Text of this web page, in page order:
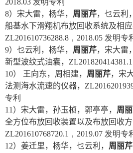
2018.03 发明专利
8）宋大雷，杨华， 周丽芹，乜云利
船基水下滑翔机布放回收系统及相应
ZL201610736288.8 ， 2018.05 发明专
9）乜云利，杨华， 周丽芹，宋大雷
新型波纹式油囊， ZL201820414381.1
10） 王向东，周相建， 周丽芹，宋
法测海水流速的仪器，
专利
11 ）宋大雷，孙玉桢，郭亭亭， 周
全方位布放回收装置以及布放回收方
ZL201610768720.1 ， 2019.07 发明专
12）姜迁里，杨华，乜云利， 周丽芹